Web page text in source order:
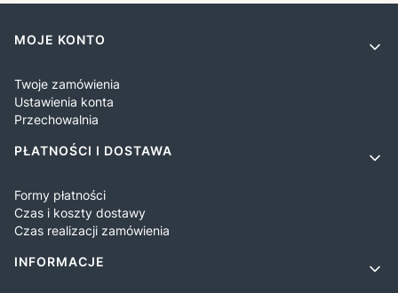
Linki w stopce
MOJE KONTO
Twoje zamówienia
Ustawienia konta
Przechowalnia
PŁATNOŚCI I DOSTAWA
Formy płatności
Czas i koszty dostawy
Czas realizacji zamówienia
INFORMACJE